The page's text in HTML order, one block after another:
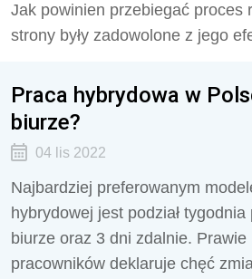
Jak powinien przebiegać proces
strony były zadowolone z jego
Praca hybrydowa w
biurze?
04 lis 2022
Najbardziej preferowanym
hybrydowej jest podział
biurze oraz 3 dni zdalnie. Prawie
pracowników deklaruje chęć